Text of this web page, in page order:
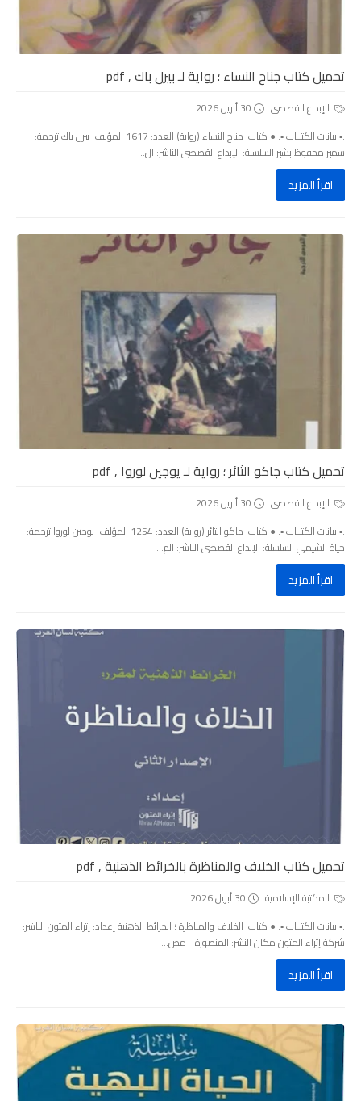
تحميل كتاب جناح النساء ؛ رواية لـ بيرل باك , pdf
الإبداع القصصى
30 أبريل 2026
.▫️ بيانات الكتــاب ▫️. ● كتاب: جناح النساء (رواية) العدد: 1617 المؤلف: بيرل باك ترجمة:
سمير محفوظ بشير السلسلة: الإبداع القصصى الناشر: ال...
اقرأ المزيد
تحميل كتاب جاكو الثائر ؛ رواية لـ يوجين لوروا , pdf
الإبداع القصصى
30 أبريل 2026
.▫️ بيانات الكتــاب ▫️. ● كتاب: جاكو الثائر (رواية) العدد: 1254 المؤلف: يوجين لوروا ترجمة:
حياة الشيمي السلسلة: الإبداع القصصى الناشر: الم...
اقرأ المزيد
تحميل كتاب الخلاف والمناظرة بالخرائط الذهنية , pdf
المكتبة الإسلامية
30 أبريل 2026
.▫️ بيانات الكتــاب ▫️. ● كتاب: الخلاف والمناظرة ؛ الخرائط الذهنية إعداد: إثراء المتون الناشر:
شركة إثراء المتون مكان النشر: المنصورة - مص...
اقرأ المزيد